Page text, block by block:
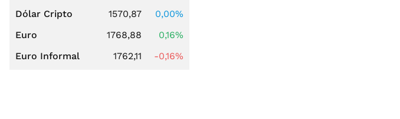
Dólar Cripto 1570,87
0,00%
Euro
1768,88
0,16%
Euro Informal
1762,11 -0,16%